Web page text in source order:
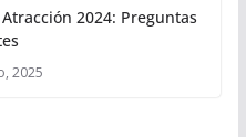
2024: Preguntas
2025